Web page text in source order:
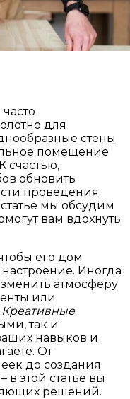
для
стены
помещение
счастью,
обновить
проведения
мы обсудим
вам вдохнуть
его дом
Иногда
атмосферу
или
Креативные
так и
навыков и
От
до создания
в этой статье вы
решений.